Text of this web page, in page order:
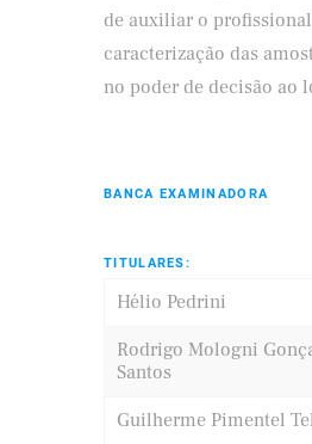
de auxiliar o
caracterização das
no poder de decisão ao
BANCA EXAMINADORA
TITULARES:
Hélio Pedrini
Rodrigo Mologni
Santos
Guilherme Pimentel